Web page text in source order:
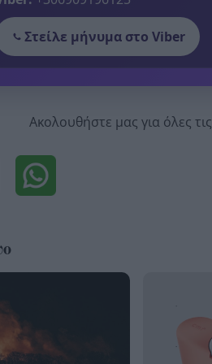
Στείλε μήνυμα στο Viber
Ακολουθήστε μας για όλες τις